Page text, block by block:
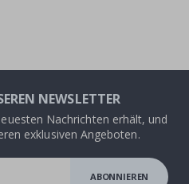
NEWSLETTER
Nachrichten erhält, und
exklusiven Angeboten.
ABONNIEREN